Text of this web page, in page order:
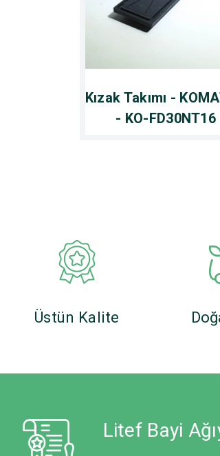
Kızak Takımı -
- KO-FD30NT16
Üstün Kalite
Litef Bayi